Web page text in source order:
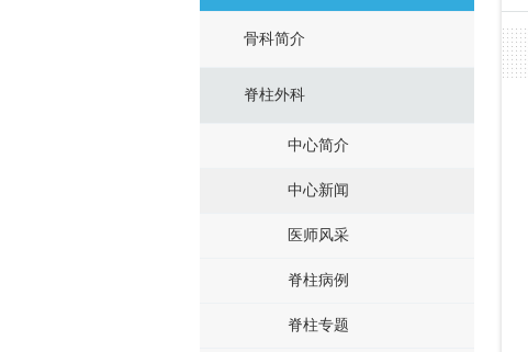
骨科简介
脊柱外科
中心简介
中心新闻
医师风采
脊柱病例
脊柱专题